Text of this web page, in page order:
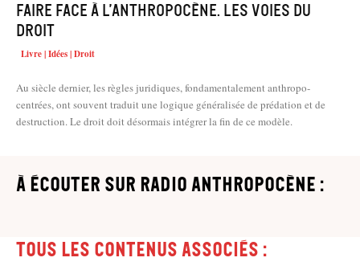
Faire face à l’Anthropocène. Les voies du
droit
Livre | Idées | Droit
Au siècle dernier, les règles juridiques, fondamentalement anthropo­
centrées, ont souvent traduit une logique généralisée de prédation et de
destruction. Le droit doit désormais intégrer la fin de ce modèle.
à écouter sur Radio Anthropocène :
Tous les contenus associés :